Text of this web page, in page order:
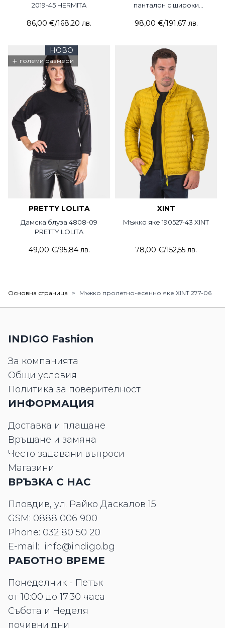
2019-45 HERMITA
86,00 €/168,20 лв.
панталон с широки
98,00 €/191,67 лв.
НОВО
+ големи размери
PRETTY LOLITA
Дамска блуза 4808-09
PRETTY LOLITA
49,00 €/95,84 лв.
XINT
Мъжко яке 190527-43 XINT
78,00 €/152,55 лв.
Основна страница > Мъжко пролетно-есенно яке XINT 277-06
INDIGO Fashion
За компанията
Общи условия
Политика за поверителност
ИНФОРМАЦИЯ
Доставка и плащане
Връщане и замяна
Често задавани въпроси
Магазини
ВРЪЗКА С НАС
Пловдив, ул. Райко Даскалов 15
GSM: 0888 006 900
Phone: 032 80 50 20
E-mail: info@indigo.bg
РАБОТНО ВРЕМЕ
Понеделник - Петък
от 10:00 до 17:30 часа
Събота и Неделя
почивни дни